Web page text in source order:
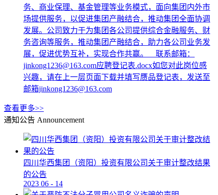
务、商业保理、基金管理等业务模式，面向集团内外市
场提供服务，以促进集团产融结合，推动集团全面协调
发展。公司致力于为集团各公司提供综合金融服务、财
务咨询等服务，推动集团产融结合，助力各公司业务发
展，促进优势互补，实现合作共赢。 联系邮箱：
jinkong1236@163.com应聘登记表.docx如您对此岗位感
兴趣，请在上一层页面下载并填写赝品登记表，发送至
邮箱jinkong1236@163.com
查看更多>>
通知公告 Announcement
四川华西集团（资阳）投资有限公司关于审计整改结果
的公告
2023 06 - 14